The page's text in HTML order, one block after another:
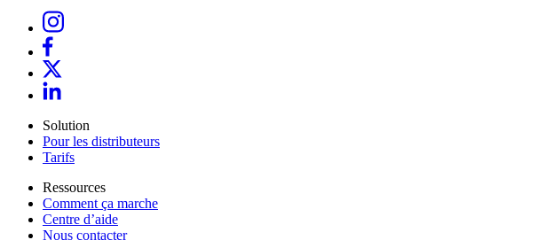
Solution
Pour les distributeurs
Tarifs
Ressources
Comment ça marche
Centre d’aide
Nous contacter